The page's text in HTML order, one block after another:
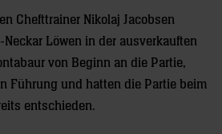
Chefttrainer Nikolaj Jacobsen
Löwen in der ausverkauften
von Beginn an die Partie,
Führung und hatten die Partie beim
entschieden.